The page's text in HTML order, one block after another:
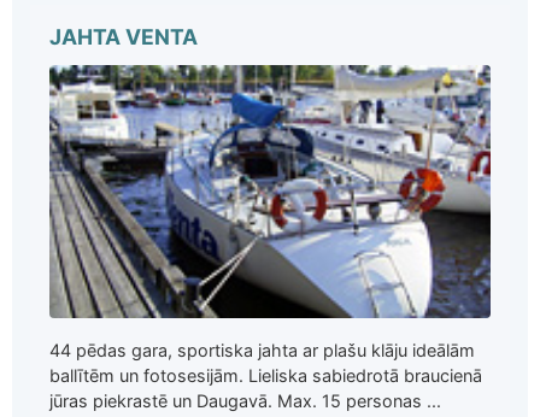
JAHTA VENTA
44 pēdas gara, sportiska jahta ar plašu klāju ideālām
ballītēm un fotosesijām. Lieliska sabiedrotā braucienā
jūras piekrastē un Daugavā. Max. 15 personas ...